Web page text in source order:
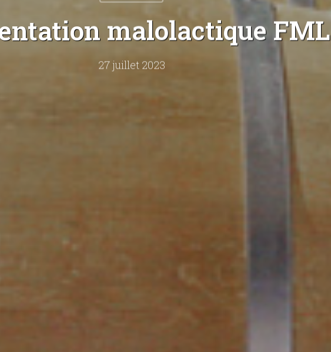
malolactique FML
27 juillet 2023